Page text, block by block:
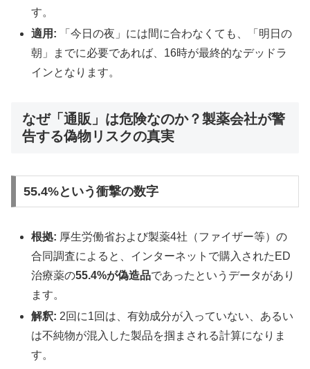
す。
適用: 「今日の夜」には間に合わなくても、「明日の
朝」までに必要であれば、16時が最終的なデッドラ
インとなります。
なぜ「通販」は危険なのか？製薬会社が警
告する偽物リスクの真実
55.4%という衝撃の数字
根拠: 厚生労働省および製薬4社（ファイザー等）の
合同調査によると、インターネットで購入されたED
治療薬の55.4%が偽造品であったというデータがあり
ます。
解釈: 2回に1回は、有効成分が入っていない、あるい
は不純物が混入した製品を掴まされる計算になりま
す。